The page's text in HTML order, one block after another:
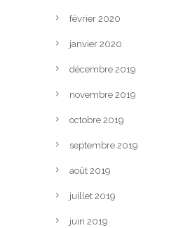
février 2020
janvier 2020
décembre 2019
novembre 2019
octobre 2019
septembre 2019
août 2019
juillet 2019
juin 2019